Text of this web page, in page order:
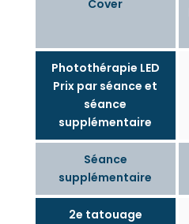
Cover
Photothérapie LED
Prix par séance et
séance
supplémentaire
Séance
supplémentaire
2e tatouage